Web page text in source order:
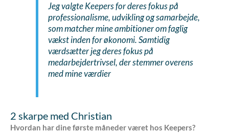
Jeg valgte Keepers for deres fokus på
professionalisme, udvikling og samarbejde,
som matcher mine ambitioner om faglig
vækst inden for økonomi. Samtidig
værdsætter jeg deres fokus på
medarbejdertrivsel, der stemmer overens
med mine værdier
2 skarpe med Christian
Hvordan har dine første måneder været hos Keepers?